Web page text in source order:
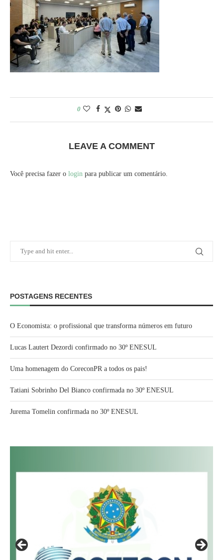
0
LEAVE A COMMENT
Você precisa fazer o login para publicar um comentário.
POSTAGENS RECENTES
O Economista: o profissional que transforma números em futuro
Lucas Lautert Dezordi confirmado no 30º ENESUL
Uma homenagem do CoreconPR a todos os pais!
Tatiani Sobrinho Del Bianco confirmada no 30º ENESUL
Jurema Tomelin confirmada no 30º ENESUL